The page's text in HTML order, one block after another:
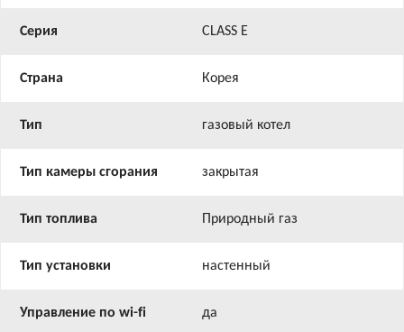
Серия CLASS E
Страна Корея
Тип газовый котел
Тип камеры сгорания закрытая
Тип топлива Природный газ
Тип установки настенный
Управление по wi-fi да